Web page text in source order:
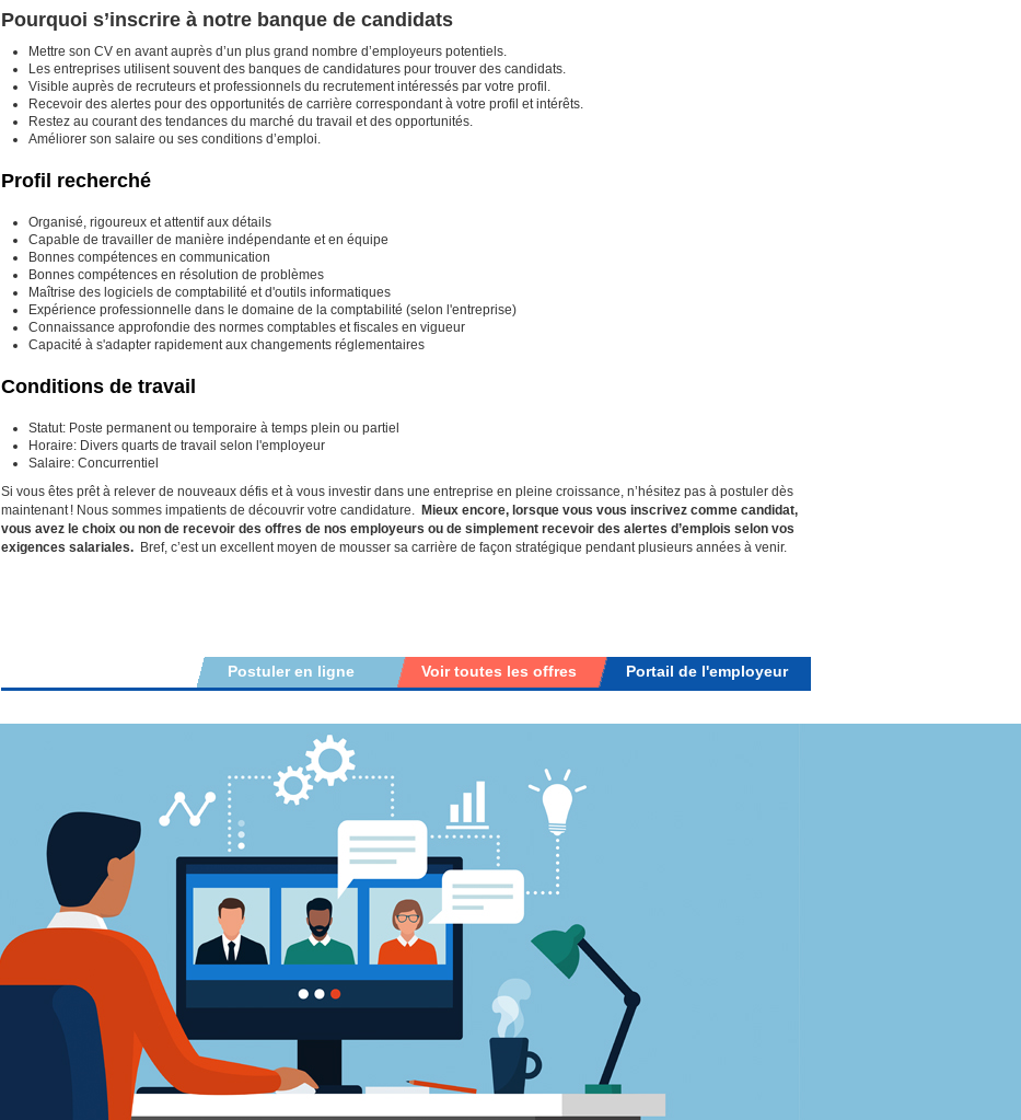
Pourquoi s’inscrire à notre banque de candidats
Mettre son CV en avant auprès d’un plus grand nombre d’employeurs potentiels.
Les entreprises utilisent souvent des banques de candidatures pour trouver des candidats.
Visible auprès de recruteurs et professionnels du recrutement intéressés par votre profil.
Recevoir des alertes pour des opportunités de carrière correspondant à votre profil et intérêts.
Restez au courant des tendances du marché du travail et des opportunités.
Améliorer son salaire ou ses conditions d’emploi.
Profil recherché
Organisé, rigoureux et attentif aux détails
Capable de travailler de manière indépendante et en équipe
Bonnes compétences en communication
Bonnes compétences en résolution de problèmes
Maîtrise des logiciels de comptabilité et d'outils informatiques
Expérience professionnelle dans le domaine de la comptabilité (selon l'entreprise)
Connaissance approfondie des normes comptables et fiscales en vigueur
Capacité à s'adapter rapidement aux changements réglementaires
Conditions de travail
Statut: Poste permanent ou temporaire à temps plein ou partiel
Horaire: Divers quarts de travail selon l'employeur
Salaire: Concurrentiel
Si vous êtes prêt à relever de nouveaux défis et à vous investir dans une entreprise en pleine croissance, n’hésitez pas à postuler dès
maintenant ! Nous sommes impatients de découvrir votre candidature. Mieux encore, lorsque vous vous inscrivez comme candidat,
vous avez le choix ou non de recevoir des offres de nos employeurs ou de simplement recevoir des alertes d’emplois selon vos
exigences salariales. Bref, c’est un excellent moyen de mousser sa carrière de façon stratégique pendant plusieurs années à venir.
Portail de l'employeur
Voir toutes les offres
Postuler en ligne